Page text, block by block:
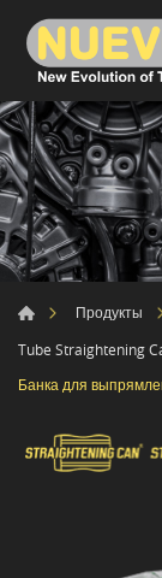
Продукты
Tube Straightening
Банка для